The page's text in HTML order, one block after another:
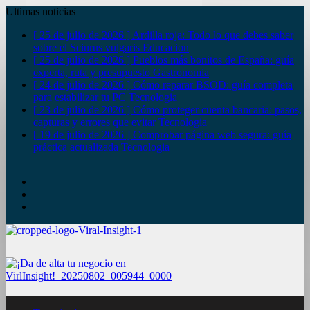
Ultimas noticias
[ 25 de julio de 2026 ] Ardilla roja: Todo lo que debes saber
sobre el Sciurus vulgaris Educacion
[ 25 de julio de 2026 ] Pueblos más bonitos de España: guía
experta, ruta y presupuesto Gastronomia
[ 24 de julio de 2026 ] Cómo reparar BSOD: guía completa
para estabilizar tu PC Tecnologia
[ 23 de julio de 2026 ] Cómo proteger cuenta bancaria: pasos,
capturas y errores que evitarTecnologia
[ 19 de julio de 2026 ] Comprobar página web segura: guía
práctica actualizada Tecnologia